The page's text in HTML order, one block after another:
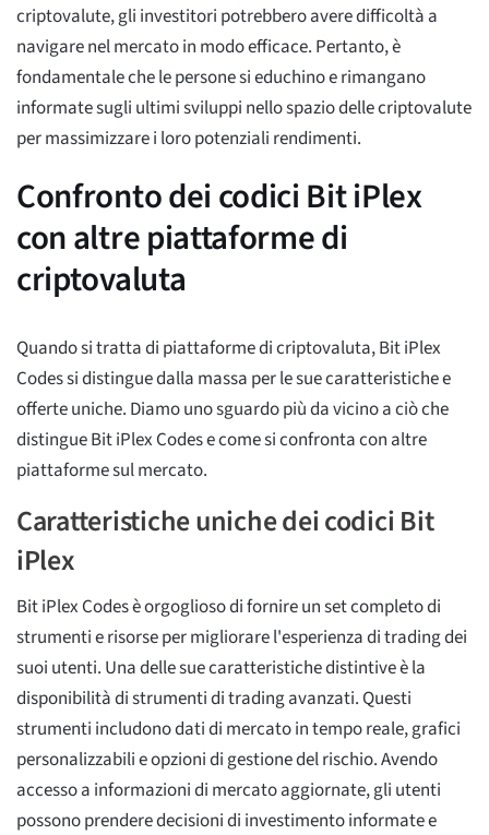
criptovalute, gli investitori potrebbero avere difficoltà a
navigare nel mercato in modo efficace. Pertanto, è
fondamentale che le persone si educhino e rimangano
informate sugli ultimi sviluppi nello spazio delle criptovalute
per massimizzare i loro potenziali rendimenti.
Confronto dei codici Bit iPlex
con altre piattaforme di
criptovaluta
Quando si tratta di piattaforme di criptovaluta, Bit iPlex
Codes si distingue dalla massa per le sue caratteristiche e
offerte uniche. Diamo uno sguardo più da vicino a ciò che
distingue Bit iPlex Codes e come si confronta con altre
piattaforme sul mercato.
Caratteristiche uniche dei codici Bit
iPlex
Bit iPlex Codes è orgoglioso di fornire un set completo di
strumenti e risorse per migliorare l'esperienza di trading dei
suoi utenti. Una delle sue caratteristiche distintive è la
disponibilità di strumenti di trading avanzati. Questi
strumenti includono dati di mercato in tempo reale, grafici
personalizzabili e opzioni di gestione del rischio. Avendo
accesso a informazioni di mercato aggiornate, gli utenti
possono prendere decisioni di investimento informate e